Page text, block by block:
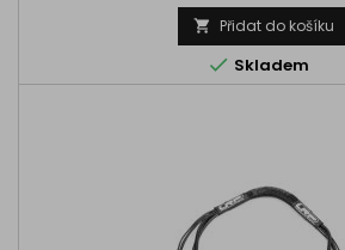
 Přidat do košíku
 Skladem